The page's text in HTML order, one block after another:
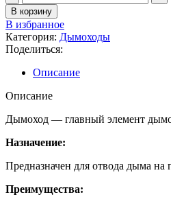
В корзину
В избранное
Категория: Дымоходы
Поделиться:
Описание
Описание
Дымоход ― главный элемент
Назначение:
Предназначен для отвода дыма на
Преимущества: